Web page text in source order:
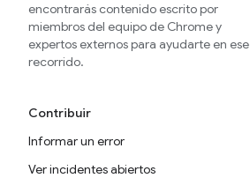
encontrarás contenido escrito por
miembros del equipo de Chrome y
expertos externos para ayudarte en ese
recorrido.
Contribuir
Informar un error
Ver incidentes abiertos